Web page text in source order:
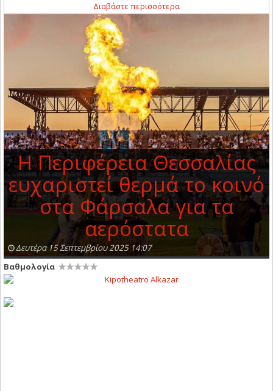
Διαβάστε περισσότερα
Η Περιφέρεια Θεσσαλίας
ευχαριστεί θερμά το κοινό
στα Φάρσαλα για τα
αερόστατα
Δευτέρα 15 Σεπτεμβρίου 2025 14:07
Βαθμολογία